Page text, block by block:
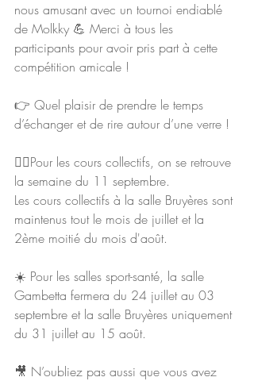
nous amusant avec un tournoi endiablé
de Molkky 💪 Merci à tous les
participants pour avoir pris part à cette
compétition amicale !
👉 Quel plaisir de prendre le temps
d’échanger et de rire autour d’une verre !
🧘‍♀️Pour les cours collectifs, on se retrouve
la semaine du 11 septembre.
Les cours collectifs à la salle Bruyères sont
maintenus tout le mois de juillet et la
2ème moitié du mois d'août.
☀️ Pour les salles sport-santé, la salle
Gambetta fermera du 24 juillet au 03
septembre et la salle Bruyères uniquement
du 31 juillet au 15 août.
🎥 N’oubliez pas aussi que vous avez